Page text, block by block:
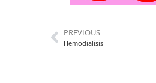
PREVIOUS
Hemodialisis